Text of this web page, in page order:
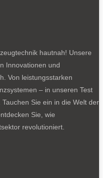
hautnah! Unsere
Innovationen und
Von leistungsstarken
– in unseren Test
Sie ein in die Welt der
Sie, wie
revolutioniert.